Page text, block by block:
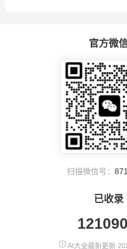
官方微
扫描微信号：
已收录
121090
AI大全最新更新